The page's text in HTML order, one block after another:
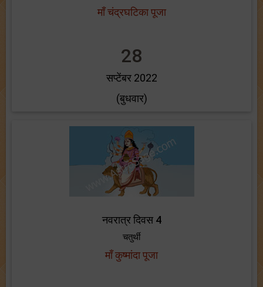
माँ चंद्रघटिका पूजा
28
सप्टेंबर 2022
(बुधवार)
नवरात्र दिवस 4
चतुर्थी
माँ कुष्मांदा पूजा